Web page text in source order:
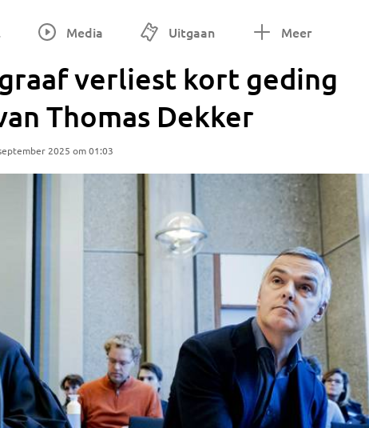
Media Uitgaan Meer
verliest kort geding
Thomas Dekker
2025 om 01:03